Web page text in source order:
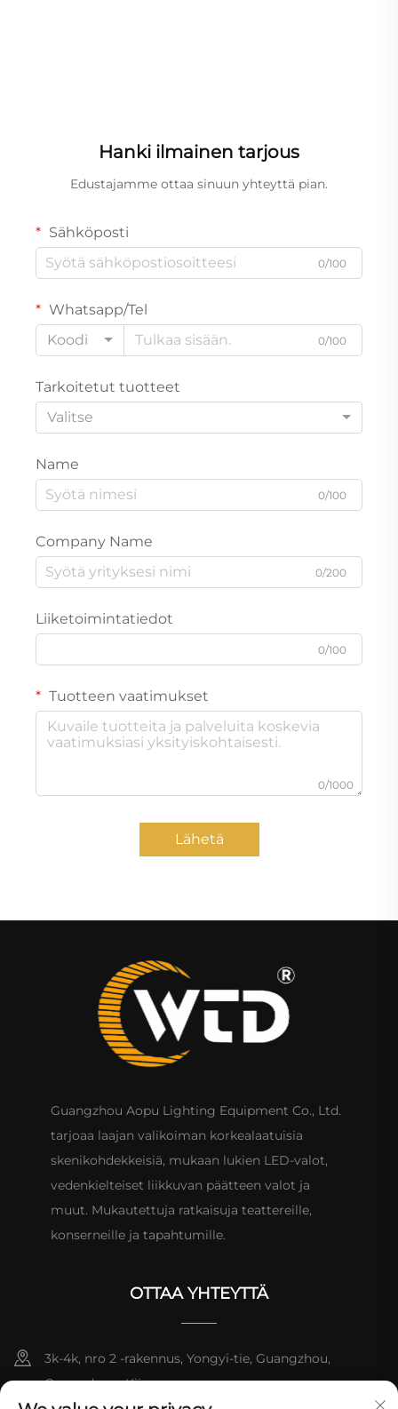
Hanki ilmainen tarjous
Edustajamme ottaa sinuun yhteyttä pian.
Sähköposti
0/100
Whatsapp/Tel
Koodi
0/100
Tarkoitetut tuotteet
Valitse
Name
0/100
Company Name
0/200
Liiketoimintatiedot
0/100
Tuotteen vaatimukset
0/1000
Lähetä
Guangzhou Aopu Lighting Equipment Co., Ltd.
tarjoaa laajan valikoiman korkealaatuisia
skenikohdekkeisiä, mukaan lukien LED-valot,
vedenkielteiset liikkuvan päätteen valot ja
muut. Mukautettuja ratkaisuja teattereille,
konserneille ja tapahtumille.
OTTAA YHTEYTTÄ
3k-4k, nro 2 -rakennus, Yongyi-tie, Guangzhou,
Guangdong, Kiina